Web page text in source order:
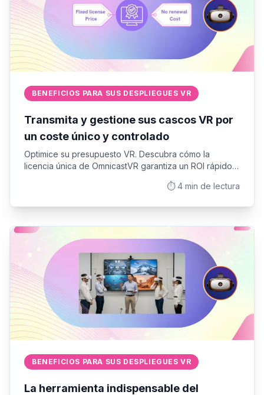
BENEFICIOS PARA SUS DESPLIEGUES VR
Transmita y gestione sus cascos VR por
un coste único y controlado
Optimice su presupuesto VR. Descubra cómo la
licencia única de OmnicastVR garantiza un ROI rápido y
los gastos ocultos para la gestión de su grupo.
⏱️4 min de lectura
BENEFICIOS PARA SUS DESPLIEGUES VR
La herramienta indispensable del